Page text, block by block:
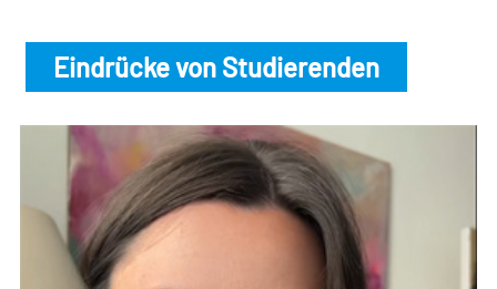
Eindrücke von Studierenden